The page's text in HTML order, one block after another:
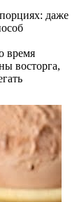
даже
время
восторга,